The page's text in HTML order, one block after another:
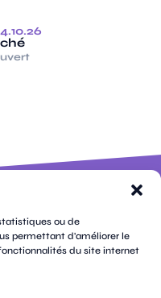
ou de
permettant d'améliorer le
du site internet
plan